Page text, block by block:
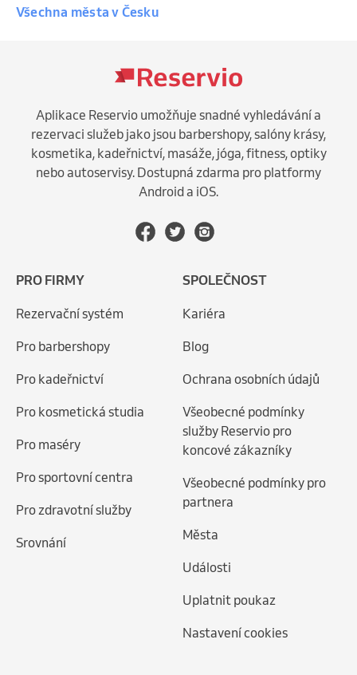
Všechna města v Česku
Aplikace Reservio umožňuje snadné vyhledávání a
rezervaci služeb jako jsou barbershopy, salóny krásy,
kosmetika, kadeřnictví, masáže, jóga, fitness, optiky
nebo autoservisy. Dostupná zdarma pro platformy
Android a iOS.
PRO FIRMY
Rezervační systém
Pro barbershopy
Pro kadeřnictví
Pro kosmetická studia
Pro maséry
Pro sportovní centra
Pro zdravotní služby
Srovnání
SPOLEČNOST
Kariéra
Blog
Ochrana osobních údajů
Všeobecné podmínky
služby Reservio pro
koncové zákazníky
Všeobecné podmínky pro
partnera
Města
Události
Uplatnit poukaz
Nastavení cookies